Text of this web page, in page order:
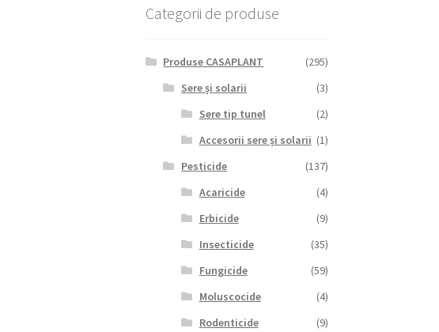
Categorii de produse
Produse CASAPLANT
(295)
Sere și solarii
(3)
Sere tip tunel
(2)
Accesorii sere și solarii (1)
Pesticide
(137)
Acaricide
(4)
Erbicide
(9)
Insecticide
(35)
Fungicide
(59)
Moluscocide
(4)
Rodenticide
(9)